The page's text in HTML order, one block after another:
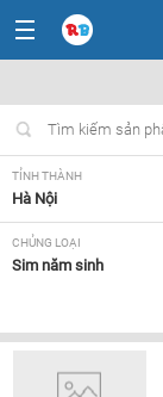
TỈNH THÀNH
Hà Nội
CHỦNG LOẠI
Sim năm sinh
Tất cả